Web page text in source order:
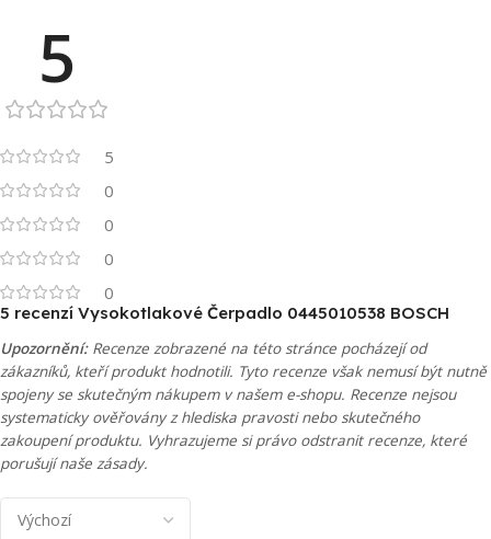
5
5
0
0
0
0
5 recenzí Vysokotlakové Čerpadlo 0445010538 BOSCH
Upozornění:Recenze zobrazené na této stránce pocházejí od
zákazníků, kteří produkt hodnotili. Tyto recenze však nemusí být nutně
spojeny se skutečným nákupem v našem e-shopu. Recenze nejsou
systematicky ověřovány z hlediska pravosti nebo skutečného
zakoupení produktu. Vyhrazujeme si právo odstranit recenze, které
porušují naše zásady.